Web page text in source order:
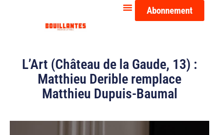
Abonnement
L’Art (Château de la Gaude, 13) :
Matthieu Derible remplace
Matthieu Dupuis-Baumal